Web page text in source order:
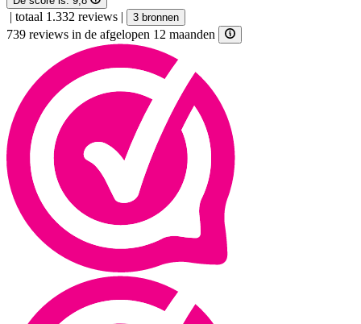
| totaal 1.332 reviews | 3 bronnen
739 reviews in de afgelopen 12 maanden